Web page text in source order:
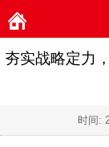
夯实战略定力
时间: